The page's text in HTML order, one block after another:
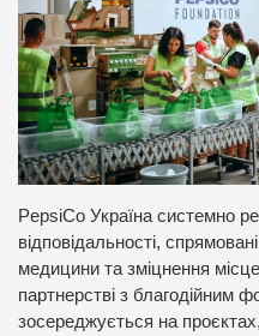
PepsiCo Україна системно
відповідальності,
медицини та зміцнення
партнерстві з благодійним
зосереджується на